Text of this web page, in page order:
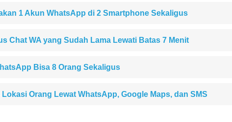
1 Akun WhatsApp di 2 Smartphone Sekaligus
Chat WA yang Sudah Lama Lewati Batas 7 Menit
Bisa 8 Orang Sekaligus
Lokasi Orang Lewat WhatsApp, Google Maps, dan SMS